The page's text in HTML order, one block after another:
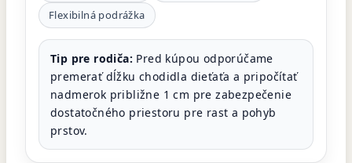
Flexibilná podrážka
Tip pre rodiča: Pred kúpou odporúčame
premerať dĺžku chodidla dieťaťa a pripočítať
nadmerok približne 1 cm pre zabezpečenie
dostatočného priestoru pre rast a pohyb
prstov.